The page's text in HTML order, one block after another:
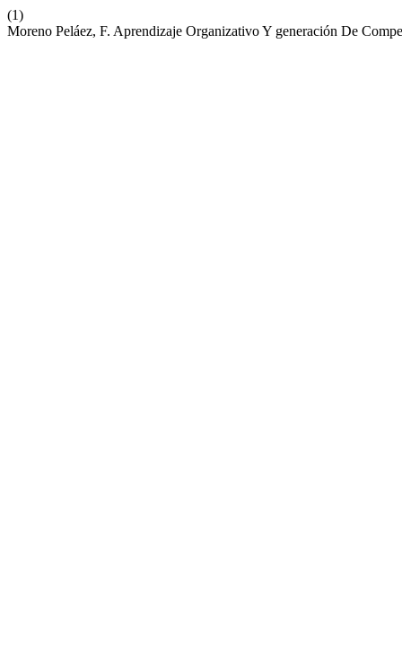
(1)
Moreno Peláez, F. Aprendizaje Organizativo Y generación De